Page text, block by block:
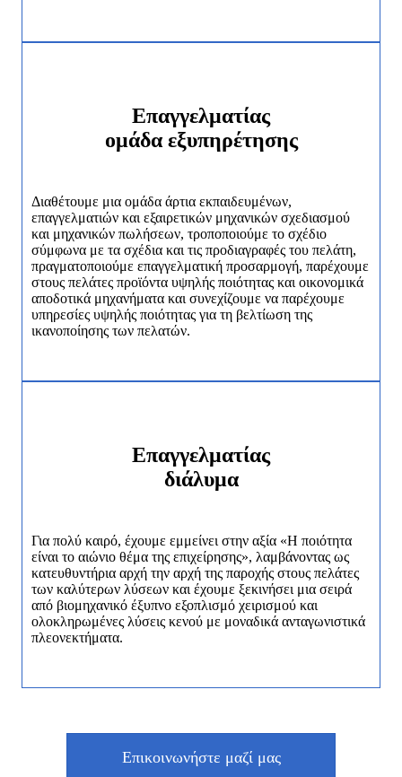
Επαγγελματίας
ομάδα εξυπηρέτησης
Διαθέτουμε μια ομάδα άρτια εκπαιδευμένων,
επαγγελματιών και εξαιρετικών μηχανικών σχεδιασμού
και μηχανικών πωλήσεων, τροποποιούμε το σχέδιο
σύμφωνα με τα σχέδια και τις προδιαγραφές του πελάτη,
πραγματοποιούμε επαγγελματική προσαρμογή, παρέχουμε
στους πελάτες προϊόντα υψηλής ποιότητας και οικονομικά
αποδοτικά μηχανήματα και συνεχίζουμε να παρέχουμε
υπηρεσίες υψηλής ποιότητας για τη βελτίωση της
ικανοποίησης των πελατών.
Επαγγελματίας
διάλυμα
Για πολύ καιρό, έχουμε εμμείνει στην αξία «Η ποιότητα
είναι το αιώνιο θέμα της επιχείρησης», λαμβάνοντας ως
κατευθυντήρια αρχή την αρχή της παροχής στους πελάτες
των καλύτερων λύσεων και έχουμε ξεκινήσει μια σειρά
από βιομηχανικό έξυπνο εξοπλισμό χειρισμού και
ολοκληρωμένες λύσεις κενού με μοναδικά ανταγωνιστικά
πλεονεκτήματα.
Επικοινωνήστε μαζί μας